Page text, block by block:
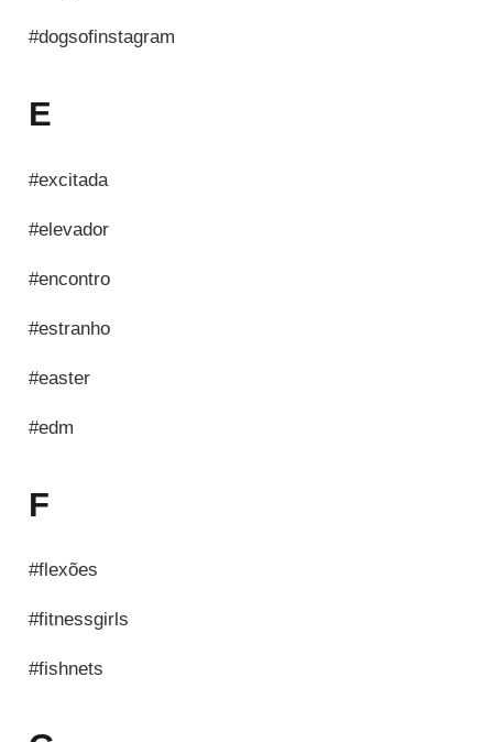
#dogsofinstagram
E
#excitada
#elevador
#encontro
#estranho
#easter
#edm
F
#flexões
#fitnessgirls
#fishnets